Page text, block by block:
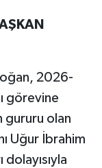
2026-
görevine
gururu olan
Uğur İbrahim